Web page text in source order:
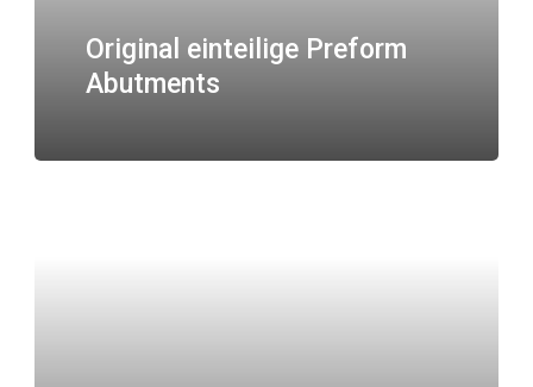
Original einteilige Preform
Abutments